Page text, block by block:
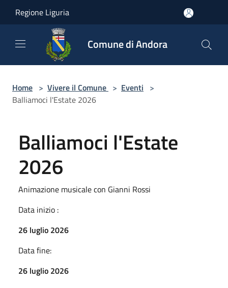
Regione Liguria
Comune di Andora
Home > Vivere il Comune > Eventi >
Balliamoci l'Estate 2026
Balliamoci l'Estate
2026
Animazione musicale con Gianni Rossi
Data inizio :
26 luglio 2026
Data fine:
26 luglio 2026